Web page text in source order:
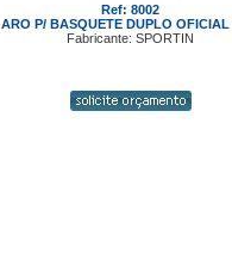
Ref: 8002
ARO P/ BASQUETE DUPLO OFICIAL
Fabricante: SPORTIN